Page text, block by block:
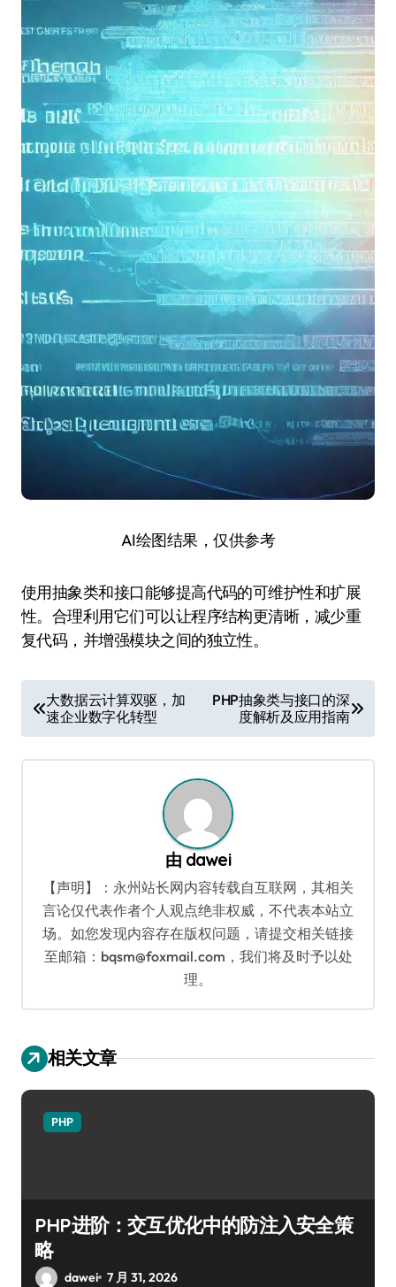
AI绘图结果，仅供参考
使用抽象类和接口能够提高代码的可维护性和扩展
性。合理利用它们可以让程序结构更清晰，减少重
复代码，并增强模块之间的独立性。
章
导
大数据云计算双驱，加
速企业数字化转型
PHP抽象类与接口的深
度解析及应用指南
由 dawei
【声明】：永州站长网内容转载自互联网，其相关
言论仅代表作者个人观点绝非权威，不代表本站立
场。如您发现内容存在版权问题，请提交相关链接
至邮箱：bqsm@foxmail.com，我们将及时予以处
理。
相关文章
PHP
PHP进阶：交互优化中的防注入安全策
略
dawei 7 月 31, 2026